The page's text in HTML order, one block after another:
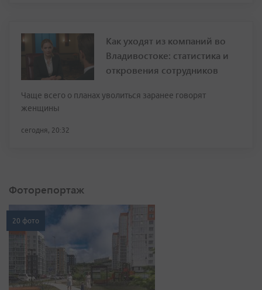
Как уходят из компаний во
Владивостоке: статистика и
откровения сотрудников
Чаще всего о планах уволиться заранее говорят
женщины
сегодня, 20:32
Фоторепортаж
20 фото